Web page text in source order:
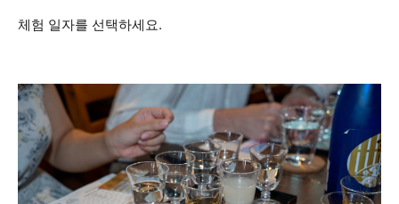
체험 일자를 선택하세요.